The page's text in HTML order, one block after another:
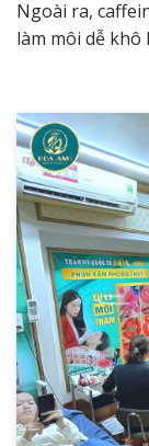
Ngoài ra,
làm môi dễ